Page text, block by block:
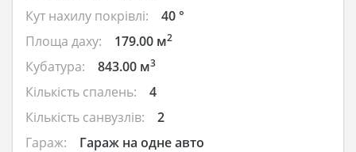
Кут нахилу покрівлі:
40 °
Площа даху:
179.00 м2
Кубатура: 843.00 м3
Кількість спалень:
4
Кількість санвузлів:
2
Гараж:
Гараж на одне авто